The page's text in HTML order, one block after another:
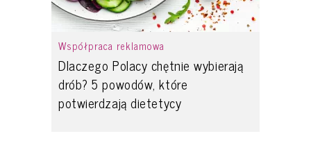
Współpraca reklamowa
Dlaczego Polacy chętnie wybierają
drób? 5 powodów, które
potwierdzają dietetycy